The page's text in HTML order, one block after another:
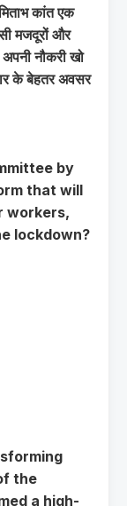
कांत एक
मजदूरों और
नौकरी खो
के बेहतर अवसर
by
that will
workers,
lockdown?
the
a high-